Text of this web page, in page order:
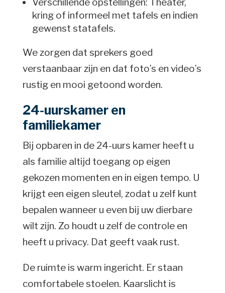
kring of informeel met tafels en indien
gewenst statafels.
We zorgen dat sprekers goed
verstaanbaar zijn en dat foto’s en video’s
rustig en mooi getoond worden.
24-uurskamer en
familiekamer
Bij opbaren in de 24-uurs kamer heeft u
als familie altijd toegang op eigen
gekozen momenten en in eigen tempo. U
krijgt een eigen sleutel, zodat u zelf kunt
bepalen wanneer u even bij uw dierbare
wilt zijn. Zo houdt u zelf de controle en
heeft u privacy. Dat geeft vaak rust.
De ruimte is warm ingericht. Er staan
comfortabele stoelen. Kaarslicht is